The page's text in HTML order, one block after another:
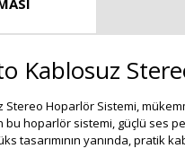
Kablosuz
Stereo Hoparlör Sistemi,
hoparlör sistemi, güçlü ses
tasarımının yanında, pratik